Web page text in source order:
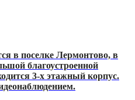
в поселке Лермонтово, в
благоустроенной
3-х этажный корпус.